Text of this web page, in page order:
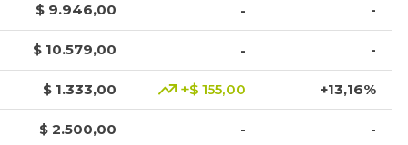
$ 9.946,00 - -
$ 10.579,00 - -
$ 1.333,00 +$ 155,00 +13,16%
$ 2.500,00 - -